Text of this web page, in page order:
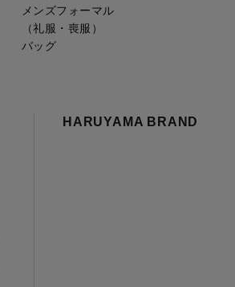
メンズフォーマル
（礼服・喪服）
バッグ
HARUYAMA BRAND